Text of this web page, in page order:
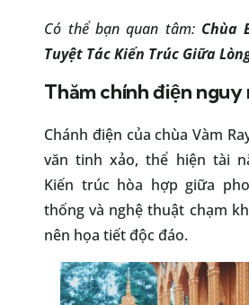
Có thể bạn quan tâm: Chùa
Tuyệt Tác Kiến Trúc Giữa
Thăm chính điện nguy
Chánh điện của chùa Vàm
văn tinh xảo, thể hiện tài
Kiến trúc hòa hợp giữa
thống và nghệ thuật chạm
nên họa tiết độc đáo.